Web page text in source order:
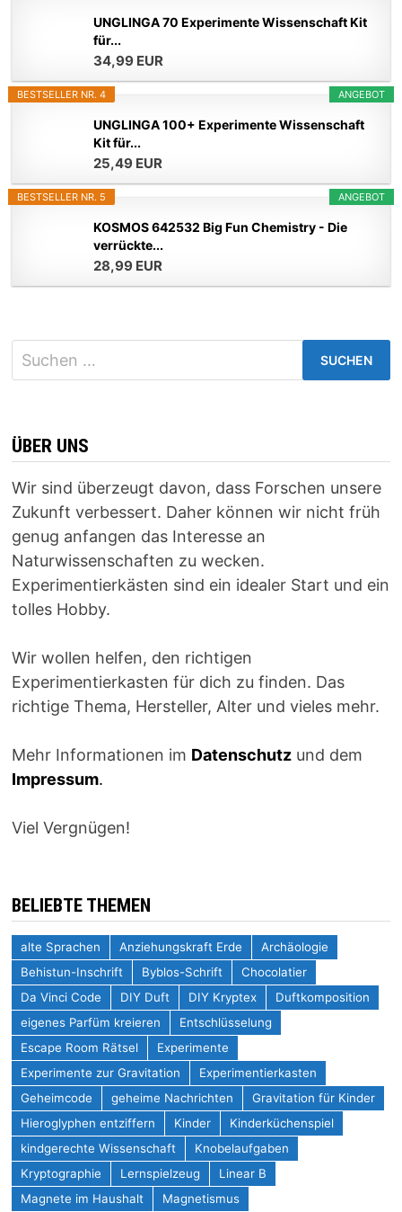
UNGLINGA 70 Experimente Wissenschaft Kit
für...
34,99 EUR
ANGEBOT
BESTSELLER NR. 4
UNGLINGA 100+ Experimente Wissenschaft
Kit für...
25,49 EUR
ANGEBOT
BESTSELLER NR. 5
KOSMOS 642532 Big Fun Chemistry - Die
verrückte...
28,99 EUR
Suchen
nach:
ÜBER UNS
Wir sind überzeugt davon, dass Forschen unsere
Zukunft verbessert. Daher können wir nicht früh
genug anfangen das Interesse an
Naturwissenschaften zu wecken.
Experimentierkästen sind ein idealer Start und ein
tolles Hobby.
Wir wollen helfen, den richtigen
Experimentierkasten für dich zu finden. Das
richtige Thema, Hersteller, Alter und vieles mehr.
Mehr Informationen im Datenschutzund dem
Impressum.
Viel Vergnügen!
BELIEBTE THEMEN
alte Sprachen Anziehungskraft Erde
Archäologie
Behistun-Inschrift
Byblos-Schrift
Chocolatier
Da Vinci Code
DIY Duft DIY Kryptex
Duftkomposition
eigenes Parfüm kreieren
Entschlüsselung
Escape Room Rätsel
Experimente
Experimente zur Gravitation
Experimentierkasten
Geheimcode
geheime Nachrichten
Gravitation für Kinder
Hieroglyphen entziffern
Kinder
Kinderküchenspiel
kindgerechte Wissenschaft
Knobelaufgaben
Kryptographie
Lernspielzeug
Linear B
Magnete im Haushalt
Magnetismus